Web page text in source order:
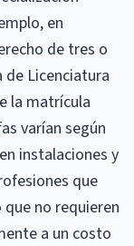
en
de tres o
Licenciatura
la matrícula
varían según
instalaciones y
que
no requieren
a un costo